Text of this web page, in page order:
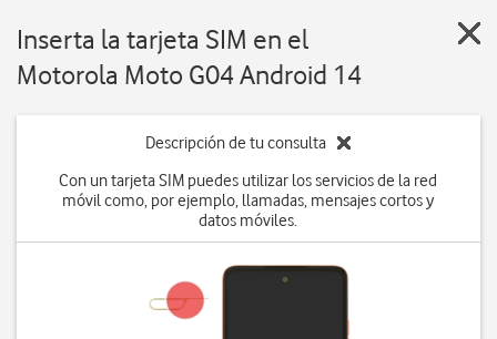
Inserta la tarjeta SIM en el
Motorola Moto G04 Android 14
Descripción de tu consulta
Con un tarjeta SIM puedes utilizar los servicios de la red
móvil como, por ejemplo, llamadas, mensajes cortos y
datos móviles.